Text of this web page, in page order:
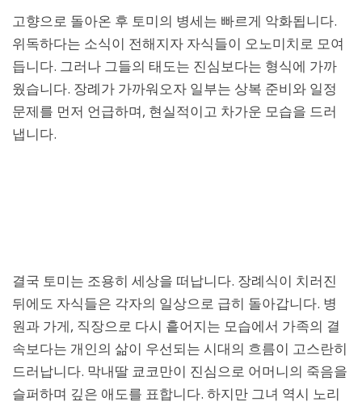
고향으로 돌아온 후 토미의 병세는 빠르게 악화됩니다.
위독하다는 소식이 전해지자 자식들이 오노미치로 모여
듭니다. 그러나 그들의 태도는 진심보다는 형식에 가까
웠습니다. 장례가 가까워오자 일부는 상복 준비와 일정
문제를 먼저 언급하며, 현실적이고 차가운 모습을 드러
냅니다.
결국 토미는 조용히 세상을 떠납니다. 장례식이 치러진
뒤에도 자식들은 각자의 일상으로 급히 돌아갑니다. 병
원과 가게, 직장으로 다시 흩어지는 모습에서 가족의 결
속보다는 개인의 삶이 우선되는 시대의 흐름이 고스란히
드러납니다. 막내딸 쿄코만이 진심으로 어머니의 죽음을
슬퍼하며 깊은 애도를 표합니다. 하지만 그녀 역시 노리